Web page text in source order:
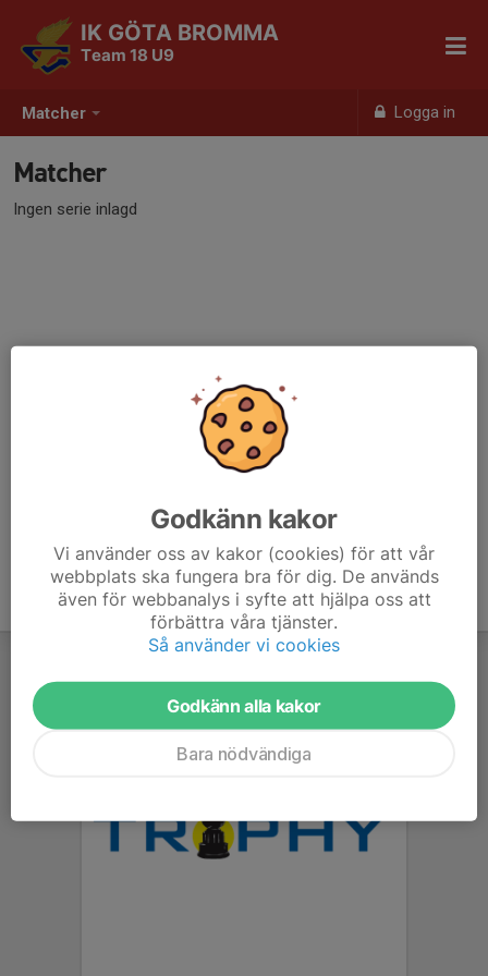
Matcher Logga in
IK GÖTA BROMMA
Team 18 U9
Matcher
Ingen serie inlagd
Godkänn kakor
Vi använder oss av kakor (cookies) för att vår
webbplats ska fungera bra för dig. De används
även för webbanalys i syfte att hjälpa oss att
förbättra våra tjänster.
Så använder vi cookies
Godkänn alla kakor
Bara nödvändiga